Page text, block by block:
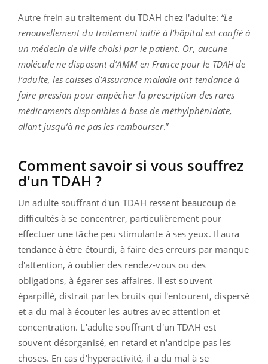
Autre frein au traitement du TDAH chez l'adulte: “Le
renouvellement du traitement initié à l’hôpital est confié à
un médecin de ville choisi par le patient. Or, aucune
molécule ne disposant d’AMM en France pour le TDAH de
l’adulte, les caisses d’Assurance maladie ont tendance à
faire pression pour empêcher la prescription des rares
médicaments disponibles à base de méthylphénidate,
allant jusqu’à ne pas les rembourser.”
Comment savoir si vous souffrez
d'un TDAH ?
Un adulte souffrant d'un TDAH ressent beaucoup de
difficultés à se concentrer, particulièrement pour
effectuer une tâche peu stimulante à ses yeux. Il aura
tendance à être étourdi, à faire des erreurs par manque
d'attention, à oublier des rendez-vous ou des
obligations, à égarer ses affaires. Il est souvent
éparpillé, distrait par les bruits qui l'entourent, dispersé
et a du mal à écouter les autres avec attention et
concentration. L'adulte souffrant d'un TDAH est
souvent désorganisé, en retard et n'anticipe pas les
choses. En cas d'hyperactivité, il a du mal à se